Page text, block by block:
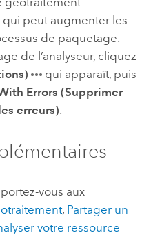
peut augmenter les
de paquetage.
de l’analyseur, cliquez
qui apparaît, puis
Errors (Supprimer
erreurs).
vous aux
, Partager un
votre ressource